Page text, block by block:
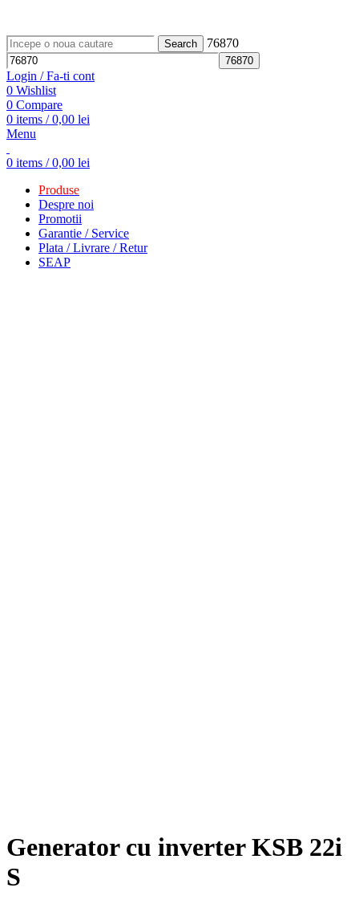
Search 76870
Login / Fa-ti cont
0 Wishlist
0 Compare
0 items / 0,00 lei
Menu
0 items / 0,00 lei
Produse
Despre noi
Promotii
Garantie / Service
Plata / Livrare / Retur
SEAP
Generator cu inverter KSB 22i
S